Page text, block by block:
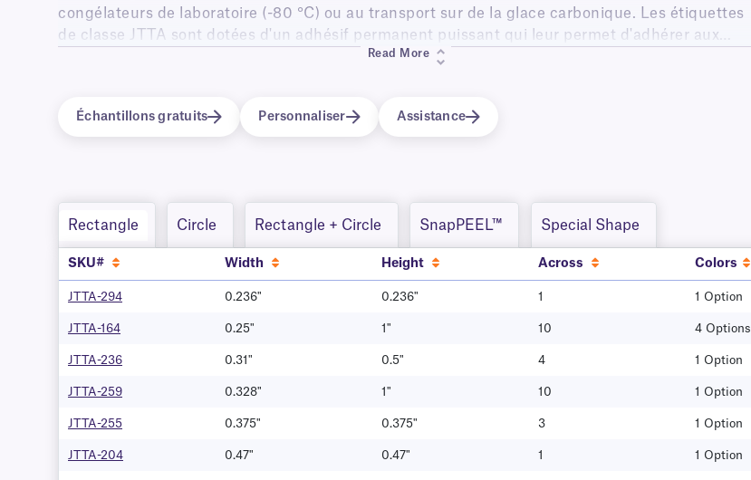
congélateurs de laboratoire (-80 °C) ou au transport sur de la glace carbonique. Les étiquettes
de classe JTTA sont dotées d'un adhésif permanent puissant qui leur permet d'adhérer aux
surfaces humides et de résister à des températures extrêmes, y compris à de multiples cycles
Read More
Échantillons gratuits Personnaliser Assistance
Rectangle Circle Rectangle + Circle SnapPEEL™ Special Shape
SKU# Width Height Across Colors
JTTA-294 0.236" 0.236" 1 1 Option
JTTA-164 0.25" 1" 10 4 Options
JTTA-236 0.31" 0.5" 4 1 Option
JTTA-259 0.328" 1" 10 1 Option
JTTA-255 0.375" 0.375" 3 1 Option
JTTA-204 0.47" 0.47" 1 1 Option